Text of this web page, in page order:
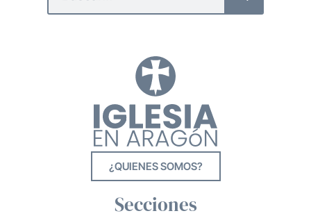
¿QUIENES SOMOS?
Secciones